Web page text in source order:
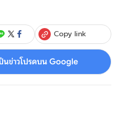
Copy link
นข่าวโปรดบน Google